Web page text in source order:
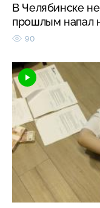
В Челябинске
прошлым напал
90